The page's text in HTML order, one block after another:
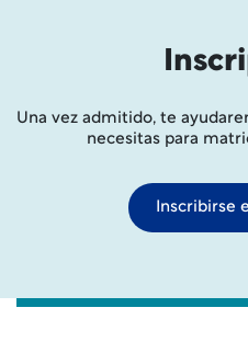
Una vez admitido, te
necesitas para
Inscribirse